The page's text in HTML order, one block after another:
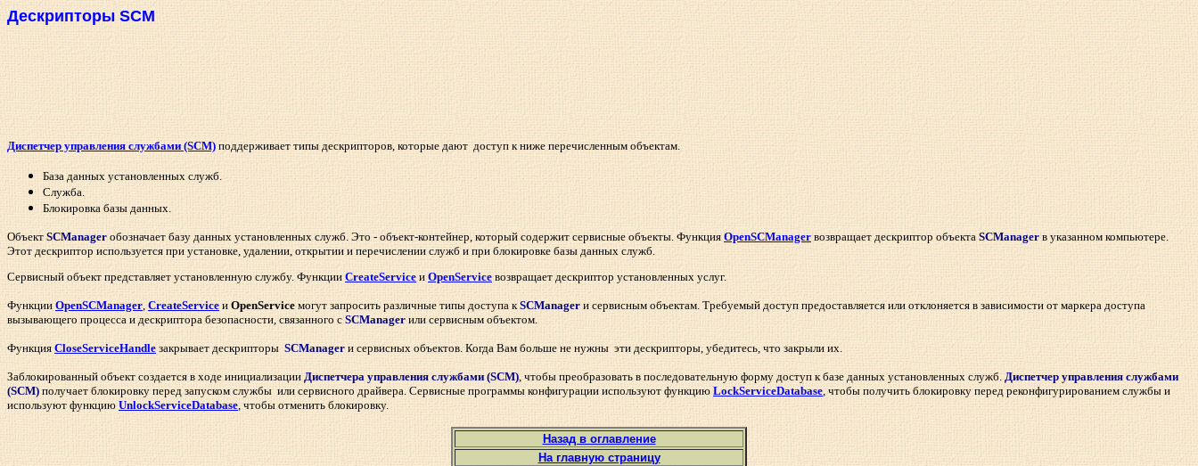
Дескрипторы SCM
Диспетчер управления службами (SCM) поддерживает типы дескрипторов, которые дают доступ к ниже перечисленным объектам.
База данных установленных служб.
Служба.
Блокировка базы данных.
Объект SCManager обозначает базу данных установленных служб. Это - объект-контейнер, который содержит сервисные объекты. Функция OpenSCManagerвозвращает дескриптор объектаSCManagerв указанном компьютере.
Этот дескриптор используется при установке, удалении, открытии и перечислении служб и при блокировке базы данных служб.
Сервисный объект представляет установленную службу. Функции CreateService и OpenServiceвозвращает дескриптор установленных услуг.
Функции OpenSCManager, CreateService иOpenServiceмогут запросить различные типы доступа кSCManager и сервисным объектам. Требуемый доступ предоставляется или отклоняется в зависимости от маркера доступа
вызывающего процесса и дескриптора безопасности, связанного с SCManager или сервисным объектом.
Функция CloseServiceHandleзакрывает дескрипторы SCManager и сервисных объектов. Когда Вам больше не нужны эти дескрипторы, убедитесь, что закрыли их.
Заблокированный объект создается в ходе инициализацииДиспетчера управления службами (SCM), чтобы преобразовать в последовательную форму доступ к базе данных установленных служб. Диспетчер управления службами
(SCM) получает блокировку перед запуском службы или сервисного драйвера. Сервисные программы конфигурации используют функциюLockServiceDatabase, чтобы получить блокировку перед реконфигурированием службы и
используют функцию UnlockServiceDatabase, чтобы отменить блокировку.
Назад в оглавление
На главную страницу